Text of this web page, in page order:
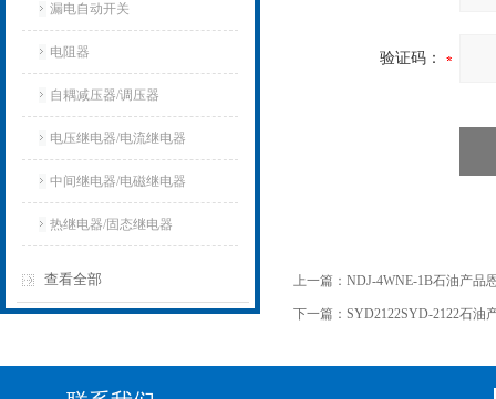
漏电自动开关
电阻器
自耦减压器/调压器
电压继电器/电流继电器
中间继电器/电磁继电器
热继电器/固态继电器
查看全部
验证码：
上一篇： NDJ-4WNE-1B石油产品
下一篇： SYD2122SYD-2122石油